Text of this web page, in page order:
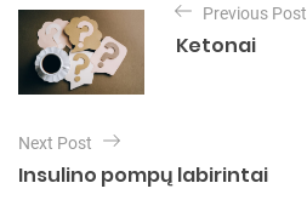
i
s
a
v
i
g
a
Previous Post
Ketonai
Next Post
Insulino pompų labirintai